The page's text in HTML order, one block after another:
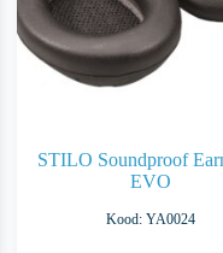
STILO Soundproof
EVO
Kood: YA0024